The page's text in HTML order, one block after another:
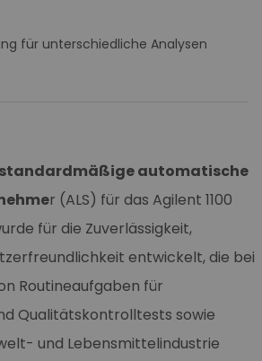
für unterschiedliche Analysen
standardmäßige automatische
r (ALS) für das Agilent 1100
für die Zuverlässigkeit,
entwickelt, die bei
Routineaufgaben für
Qualitätskontrolltests sowie
und Lebensmittelindustrie